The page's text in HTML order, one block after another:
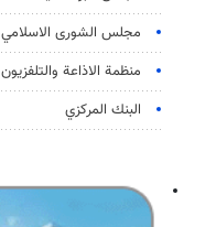
مجلس الشورى الاسلامي
منظمة الاذاعة والتلفزیون
البنك المركزي